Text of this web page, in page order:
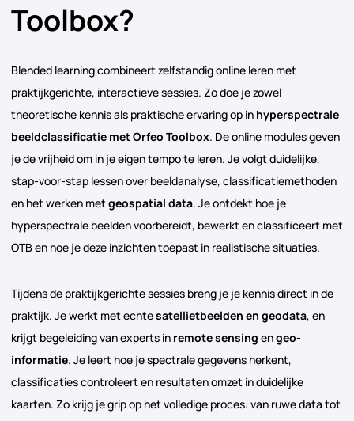
Toolbox?
Blended learning combineert zelfstandig online leren met
praktijkgerichte, interactieve sessies. Zo doe je zowel
theoretische kennis als praktische ervaring op in hyperspectrale
beeldclassificatie met Orfeo Toolbox. De online modules geven
je de vrijheid om in je eigen tempo te leren. Je volgt duidelijke,
stap-voor-stap lessen over beeldanalyse, classificatiemethoden
en het werken metgeospatial data. Je ontdekt hoe je
hyperspectrale beelden voorbereidt, bewerkt en classificeert met
OTB en hoe je deze inzichten toepast in realistische situaties.
Tijdens de praktijkgerichte sessies breng je je kennis direct in de
praktijk. Je werkt met echtesatellietbeelden en geodata, en
krijgt begeleiding van experts in remote sensing engeo-
informatie. Je leert hoe je spectrale gegevens herkent,
classificaties controleert en resultaten omzet in duidelijke
kaarten. Zo krijg je grip op het volledige proces: van ruwe data tot